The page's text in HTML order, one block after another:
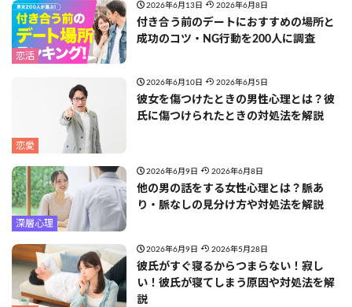
恋活
2026年6月13日 2026年6月8日
付き合う前のデートにおすすめの場所と
成功のコツ・NG行動を200人に調査
恋愛
2026年6月10日 2026年6月5日
彼女を傷つけたときの男性心理とは？彼
氏に傷つけられたときの対処法を解説
深層心理
2026年6月9日 2026年6月8日
他の男の話をする女性心理とは？脈あ
り・脈なしの見分け方や対処法を解説
2026年6月9日 2026年5月28日
彼氏がすぐ寝るからつまらない！寂し
い！彼氏が寝てしまう原因や対処法を解
説